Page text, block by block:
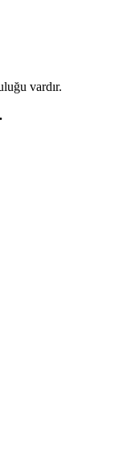
vardır.